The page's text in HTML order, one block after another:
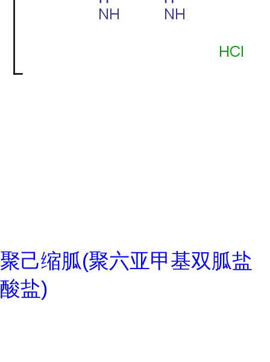
聚己缩胍(聚六亚甲基双胍盐
酸盐)